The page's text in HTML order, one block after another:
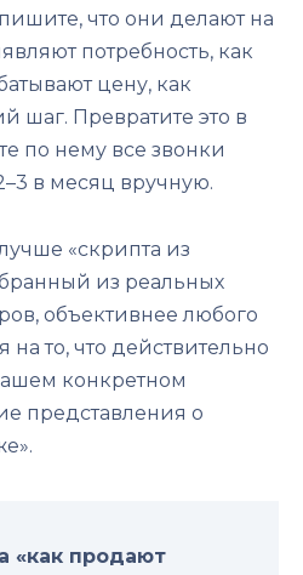
что они делают на
потребность, как
цену, как
шаг. Превратите это в
по нему все звонки
в месяц вручную.
«скрипта из
из реальных
объективнее любого
на то, что действительно
конкретном
представления о
«как продают